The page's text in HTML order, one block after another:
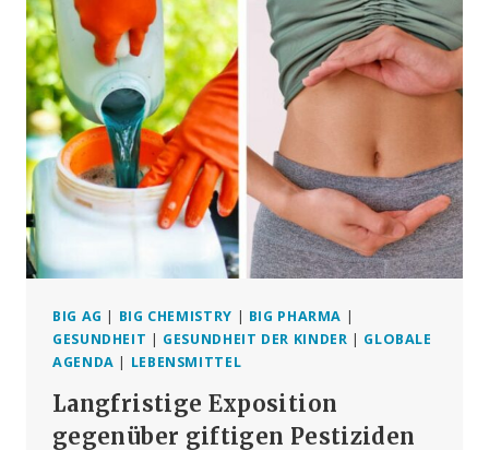
DENKEN“:
STUDIE
ZEIGT,
DASS
SICH
EINE
DIVERSIFIZIERTE
LANDWIRTSCHAFT
FÜR
MENSCH
UMWELT
BIG AG | BIG CHEMISTRY | BIG PHARMA |
GESUNDHEIT | GESUNDHEIT DER KINDER | GLOBALE
AGENDA | LEBENSMITTEL
Langfristige Exposition
gegenüber giftigen Pestiziden